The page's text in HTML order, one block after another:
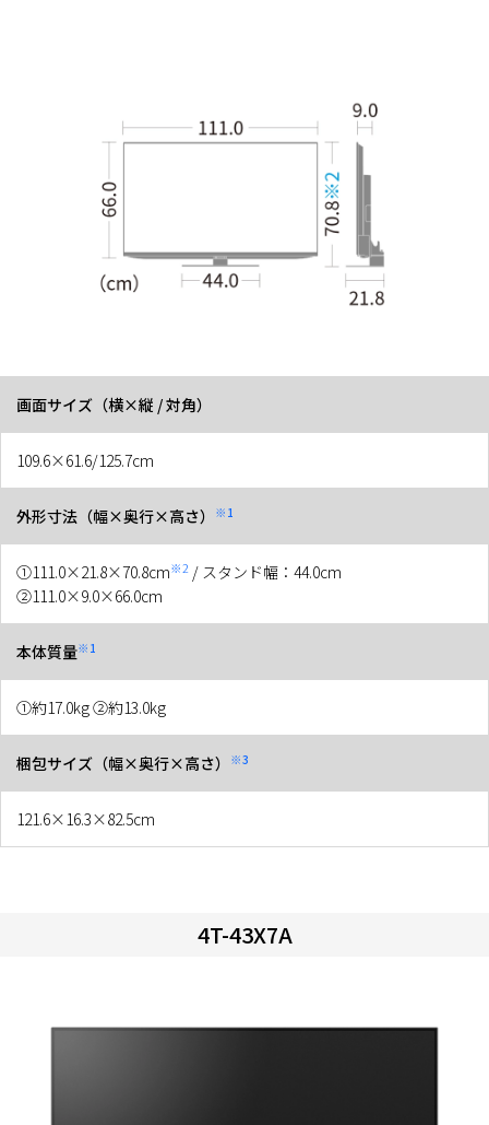
画面サイズ（横×縦 / 対角）
109.6×61.6/125.7cm
外形寸法（幅×奥行×高さ） ※1
①111.0×21.8×70.8cm※2 / スタンド幅：44.0cm
②111.0×9.0×66.0cm
本体質量※1
①約17.0kg ②約13.0kg
梱包サイズ（幅×奥行×高さ） ※3
121.6×16.3×82.5cm
4T-43X7A